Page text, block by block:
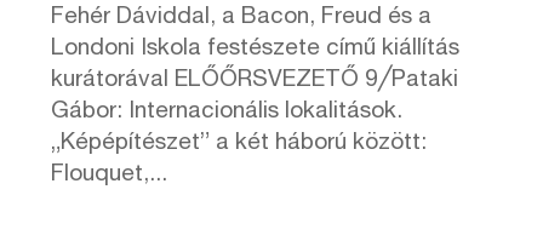
Fehér Dáviddal, a Bacon, Freud és a
Londoni Iskola festészete című kiállítás
kurátorával ELŐŐRSVEZETŐ 9╱Pataki
Gábor: Internacionális lokalitások.
„Képépítészet” a két háború között:
Flouquet,...